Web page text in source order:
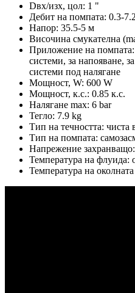
Dвх/изх, цол: 1 "
Дебит на помпата: 0.3-
Напор: 35.5-5 м
Височина смукателна
Приложение на помпата:
системи, за напояване,
системи под налягане
Мощност, W: 600 W
Мощност, к.с.: 0.85 к.с.
Налягане max: 6 bar
Тегло: 7.9 kg
Тип на течността: чиста
Тип на помпата:
Напрежение
Температура на флуида:
Температура на